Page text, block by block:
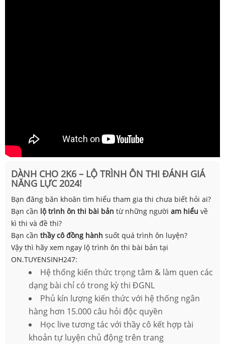
DÀNH CHO 2K6 – LỘ TRÌNH ÔN THI ĐÁNH GIÁ
NĂNG LỰC 2024!
Bạn đăng băn khoăn tìm hiểu tham gia thi chưa biết hỏi ai?
Bạn cần lộ trình ôn thi bài bản từ những người am hiểu về
kì thi và đề thi?
Bạn cần thầy cô đồng hành suốt quá trình ôn luyện?
Vậy thì hãy xem ngay lộ trình ôn thi bài bản tại
ON.TUYENSINH247:
Hệ thống kiến thức trọng tâm & làm quen các
dạng bài chỉ có trong kỳ thi ĐGNL
Phủ kín lượng kiến thức với hệ thống ngân
hàng hơn 15.000 câu hỏi độc quyền
Học live tương tác với thầy cô kết hợp tài
khoản tự luyện chủ động trên trang